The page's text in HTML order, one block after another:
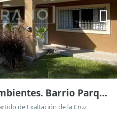
AUR. Venta. Casa 4 ambientes. Barrio Parque Jularo. Exaltacion de la Cruz.
de Exaltación de la Cruz